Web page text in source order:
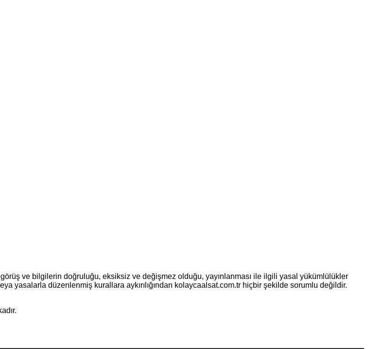
ve bilgilerin doğruluğu, eksiksiz ve değişmez olduğu, yayınlanması ile ilgili yasal yükümlülükler
yasalarla düzenlenmiş kurallara aykırılığından kolaycaalsat.com.tr hiçbir şekilde sorumlu değildir.